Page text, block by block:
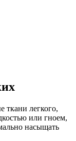
ткани легкого,
или гноем,
насыщать